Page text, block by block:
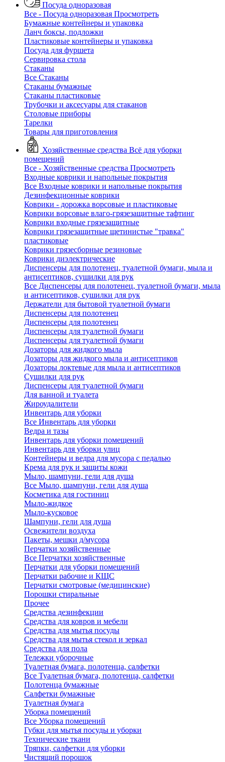
Посуда одноразовая
Все - Посуда одноразовая Просмотреть
Бумажные контейнеры и упаковка
Ланч боксы, подложки
Пластиковые контейнеры и упаковка
Посуда для фуршета
Сервировка стола
Стаканы
Все Стаканы
Стаканы бумажные
Стаканы пластиковые
Трубочки и аксесуары для стаканов
Столовые приборы
Тарелки
Товары для приготовления
Хозяйственные средства Всё для уборки
помещений
Все - Хозяйственные средства Просмотреть
Входные коврики и напольные покрытия
Все Входные коврики и напольные покрытия
Дезинфекционные коврики
Коврики - дорожка ворсовые и пластиковые
Коврики ворсовые влаго-грязезащитные тафтинг
Коврики входные грязезащитные
Коврики грязезащитные щетинистые "травка"
пластиковые
Коврики грязесборные резиновые
Коврики диэлектрические
Диспенсеры для полотенец, туалетной бумаги, мыла и
антисептиков, сушилки для рук
Все Диспенсеры для полотенец, туалетной бумаги, мыла
и антисептиков, сушилки для рук
Держатели для бытовой туалетной бумаги
Диспенсеры для полотенец
Диспенсеры для полотенец
Диспенсеры для туалетной бумаги
Диспенсеры для туалетной бумаги
Дозаторы для жидкого мыла
Дозаторы для жидкого мыла и антисептиков
Дозаторы локтевые для мыла и антисептиков
Сушилки для рук
Диспенсеры для туалетной бумаги
Для ванной и туалета
Жироудалители
Инвентарь для уборки
Все Инвентарь для уборки
Ведра и тазы
Инвентарь для уборки помещений
Инвентарь для уборки улиц
Контейнеры и ведра для мусора с педалью
Крема для рук и защиты кожи
Мыло, шампуни, гели для душа
Все Мыло, шампуни, гели для душа
Косметика для гостиниц
Мыло-жидкое
Мыло-кусковое
Шампуни, гели для душа
Освежители воздуха
Пакеты, мешки д/мусора
Перчатки хозяйственные
Все Перчатки хозяйственные
Перчатки для уборки помещений
Перчатки рабочие и КЩС
Перчатки смотровые (медицинские)
Порошки стиральные
Прочее
Средства дезинфекции
Средства для ковров и мебели
Средства для мытья посуды
Средства для мытья стекол и зеркал
Средства для пола
Тележки уборочные
Туалетная бумага, полотенца, салфетки
Все Туалетная бумага, полотенца, салфетки
Полотенца бумажные
Салфетки бумажные
Туалетная бумага
Уборка помещений
Все Уборка помещений
Губки для мытья посуды и уборки
Технические ткани
Тряпки, салфетки для уборки
Чистящий порошок